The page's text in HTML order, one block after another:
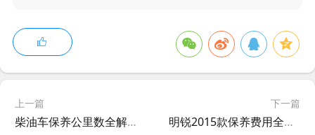
上一篇
柴油车保养公里数全解析，科学养护，动力持久
下一篇
明锐2015款保养费用全解析，养车成本究竟几何？